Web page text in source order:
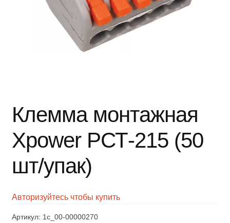
Клемма монтажная
Xpower РСТ-215 (50
шт/упак)
Авторизуйтесь чтобы купить
Артикул: 1c_00-00000270